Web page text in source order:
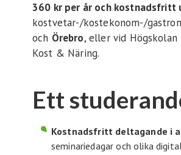
360 kr per år och kostnadsfritt
kostvetar-/kostekonom-/
och Örebro, eller vid Högskolan
Kost & Näring.
Ett
Kostnadsfritt deltagande i
seminariedagar och olika